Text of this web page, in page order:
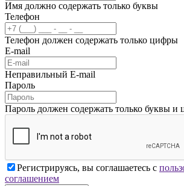
Имя должно содержать только буквы
Телефон
Телефон должен содержать только цифры
E-mail
Неправильный E-mail
Пароль
Пароль должен содержать только буквы и
Регистрируясь, вы соглашаетесь с
соглашением